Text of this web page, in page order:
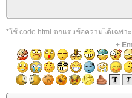
*ใช้ code html ตกแต่งข้อความได้เฉพา
+